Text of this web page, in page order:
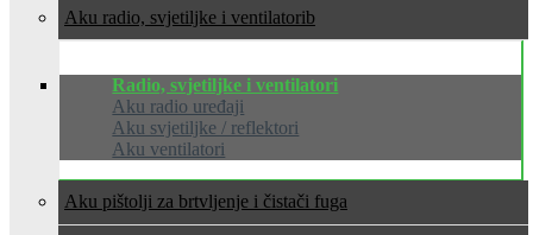
Aku radio, svjetiljke i ventilatori
Radio, svjetiljke i ventilatori
Aku radio uređaji
Aku svjetiljke / reflektori
Aku ventilatori
Aku pištolji za brtvljenje i čistači fuga